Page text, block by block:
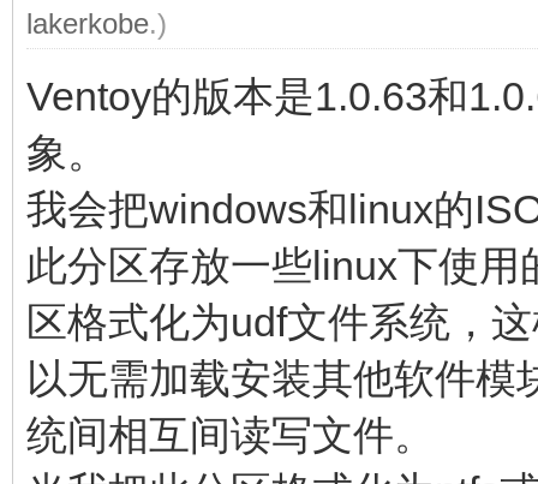
lakerkobe.)
Ventoy的版本是1.0.63和
象。
我会把windows和linux的
此分区存放一些linux下使
区格式化为udf文件系统，
以无需加载安装其他软件
统间相互间读写文件。